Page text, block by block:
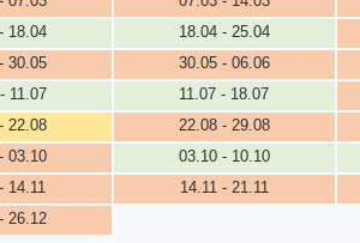
18.04 18.04 - 25.04
30.05 30.05 - 06.06
11.07 11.07 - 18.07
22.08 22.08 - 29.08
03.10 03.10 - 10.10
14.11 14.11 - 21.11
26.12